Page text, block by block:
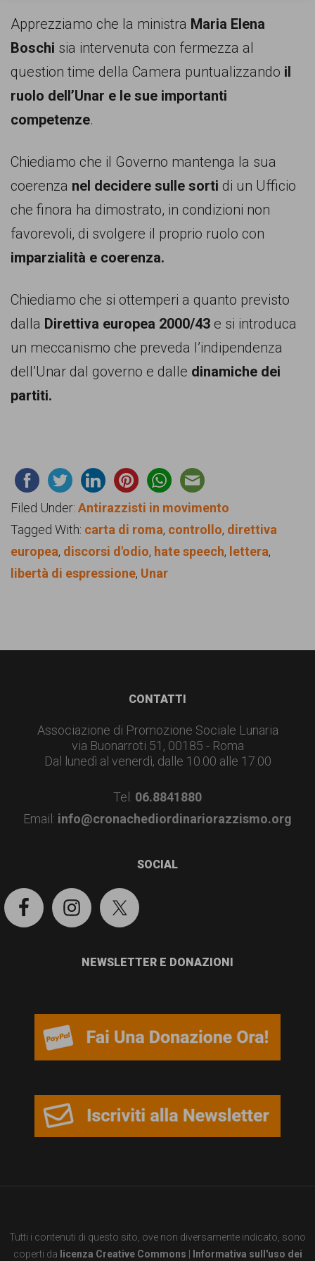
Apprezziamo che la ministra Maria Elena
Boschi sia intervenuta con fermezza al
question time della Camera puntualizzando il
ruolo dell’Unar e le sue importanti
competenze.
Chiediamo che il Governo mantenga la sua
coerenza nel decidere sulle sorti di un Ufficio
che finora ha dimostrato, in condizioni non
favorevoli, di svolgere il proprio ruolo con
imparzialità e coerenza.
Chiediamo che si ottemperi a quanto previsto
dalla Direttiva europea 2000/43 e si introduca
un meccanismo che preveda l’indipendenza
dell’Unar dal governo e dalle dinamiche dei
partiti.
Filed Under: Antirazzisti in movimento
Tagged With: carta di roma, controllo, direttiva
europea, discorsi d'odio, hate speech, lettera,
libertà di espressione, Unar
CONTATTI
Associazione di Promozione Sociale Lunaria
via Buonarroti 51, 00185 - Roma
Dal lunedì al venerdì, dalle 10.00 alle 17.00
Tel. 06.8841880
Email: info@cronachediordinariorazzismo.org
SOCIAL
NEWSLETTER E DONAZIONI
Tutti i contenuti di questo sito, ove non diversamente indicato, sono
coperti da licenza Creative Commons Informativa sull'uso dei